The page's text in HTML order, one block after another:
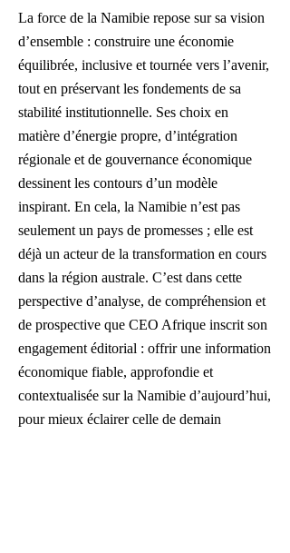
La force de la Namibie repose sur sa vision
d’ensemble : construire une économie
équilibrée, inclusive et tournée vers l’avenir,
tout en préservant les fondements de sa
stabilité institutionnelle. Ses choix en
matière d’énergie propre, d’intégration
régionale et de gouvernance économique
dessinent les contours d’un modèle
inspirant. En cela, la Namibie n’est pas
seulement un pays de promesses ; elle est
déjà un acteur de la transformation en cours
dans la région australe. C’est dans cette
perspective d’analyse, de compréhension et
de prospective que CEO Afrique inscrit son
engagement éditorial : offrir une information
économique fiable, approfondie et
contextualisée sur la Namibie d’aujourd’hui,
pour mieux éclairer celle de demain